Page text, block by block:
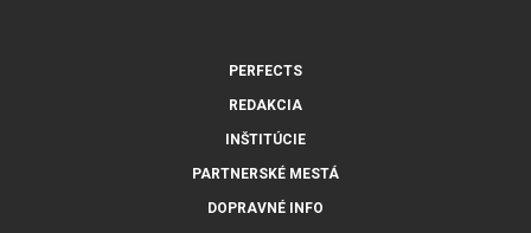
PERFECTS
REDAKCIA
INŠTITÚCIE
PARTNERSKÉ MESTÁ
DOPRAVNÉ INFO